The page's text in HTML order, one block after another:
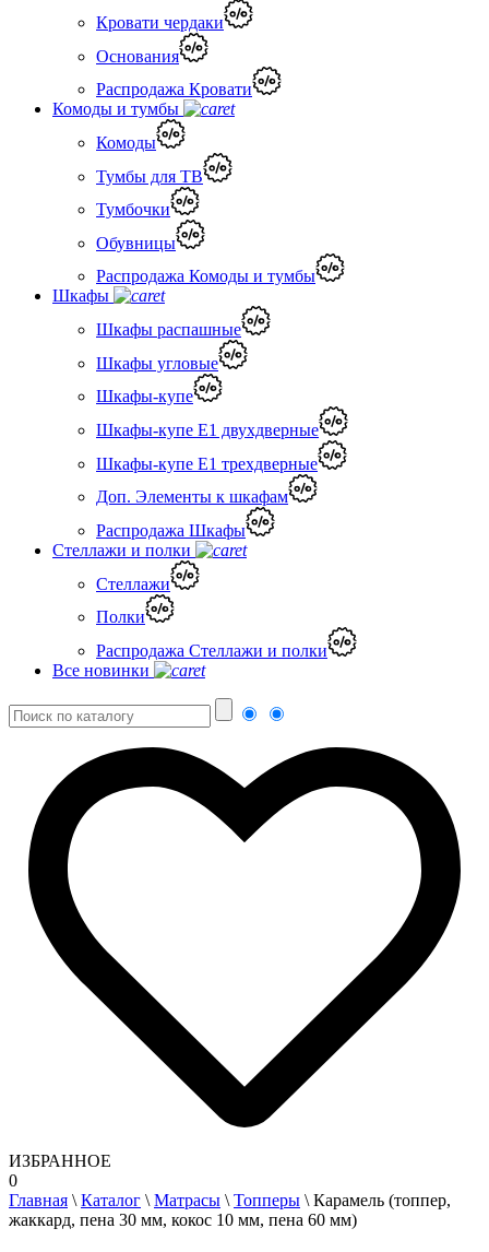
Кровати чердаки
Основания
Распродажа Кровати
Комоды и тумбы
Комоды
Тумбы для ТВ
Тумбочки
Обувницы
Распродажа Комоды и тумбы
Шкафы
Шкафы распашные
Шкафы угловые
Шкафы-купе
Шкафы-купе Е1 двухдверные
Шкафы-купе Е1 трехдверные
Доп. Элементы к шкафам
Распродажа Шкафы
Стеллажи и полки
Стеллажи
Полки
Распродажа Стеллажи и полки
Все новинки
ИЗБРАННОЕ
0
Главная \ Каталог \ Матрасы \ Топперы \ Карамель (топпер,
жаккард, пена 30 мм, кокос 10 мм, пена 60 мм)